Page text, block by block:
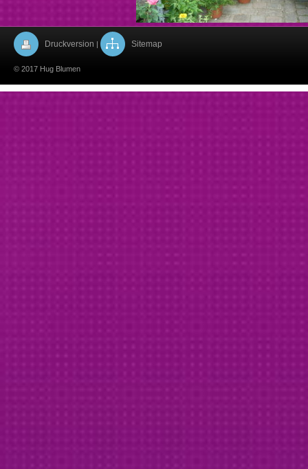
Druckversion | Sitemap
© 2017 Hug Blumen